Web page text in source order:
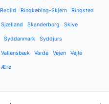
Rebild Ringkøbing-Skjern Ringsted
Sjælland Skanderborg Skive
Syddanmark Syddjurs
Vallensbæk Varde Vejen Vejle
Ærø